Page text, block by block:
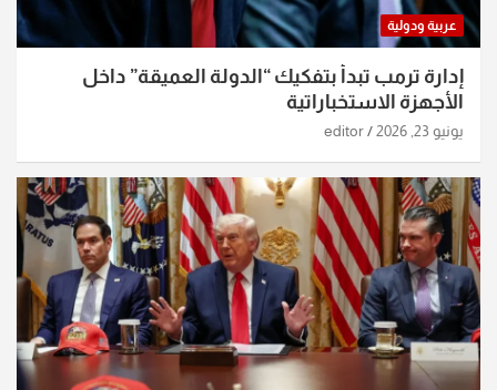
عربية ودولية
إدارة ترمب تبدأ بتفكيك “الدولة العميقة” داخل
الأجهزة الاستخباراتية
يونيو 23, 2026 editor